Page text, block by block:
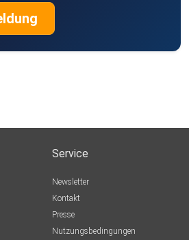
Service
Newsletter
Kontakt
Presse
Nutzungsbedingungen